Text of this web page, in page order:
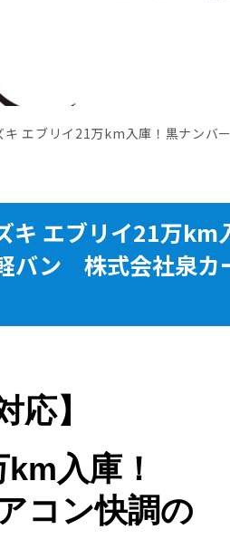
キ エブリイ21万km入庫！黒ナン
キ エブリイ21万km
バン 株式会社泉カ
応】
入庫！
コン快調の